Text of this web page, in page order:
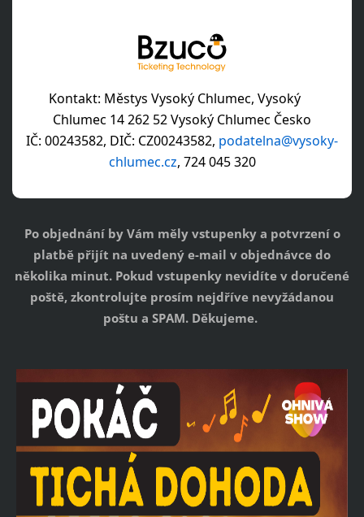
Po objednání by Vám měly vstupenky a potvrzení o
platbě přijít na uvedený e-mail v objednávce do
několika minut. Pokud vstupenky nevidíte v doručené
poště, zkontrolujte prosím nejdříve nevyžádanou
poštu a SPAM. Děkujeme.